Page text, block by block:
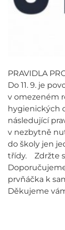
PRAVIDLA
Do 11. 9. je
v omezeném
hygienických
následující
v nezbytně
do školy jen
třídy. Zdržte
prvňáčka k
Děkujeme